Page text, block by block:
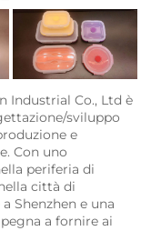
Industrial Co., Ltd è
sviluppo
e
Con uno
periferia di
città di
Shenzhen e una
a fornire ai